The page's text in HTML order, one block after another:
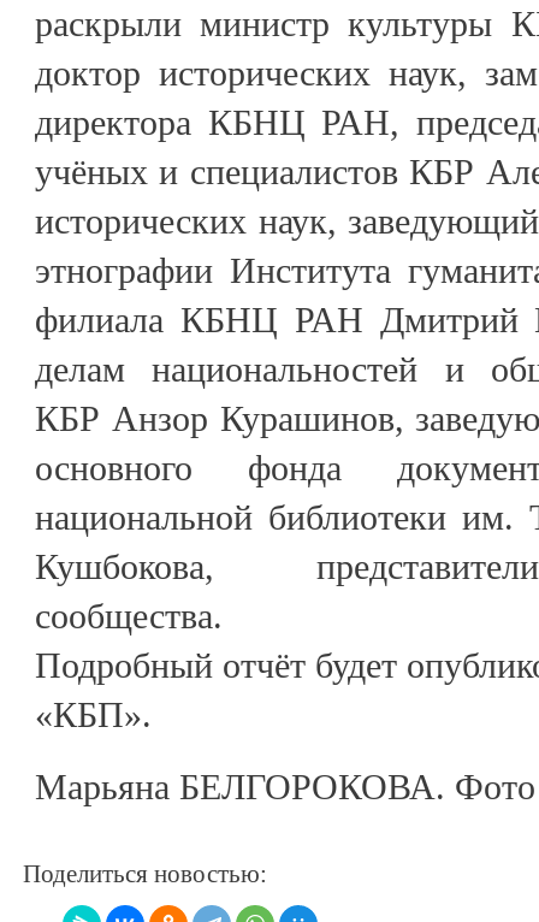
раскрыли министр культуры
доктор исторических наук,
директора КБНЦ РАН,
учёных и специалистов КБР
исторических наук,
этнографии Института
филиала КБНЦ РАН Дмитрий
делам национальностей и
КБР Анзор Курашинов,
основного фонда
национальной библиотеки
Кушбокова,
сообщества.
Подробный отчёт будет
«КБП».
Марьяна БЕЛГОРОКОВА. Фото
Поделиться новостью: